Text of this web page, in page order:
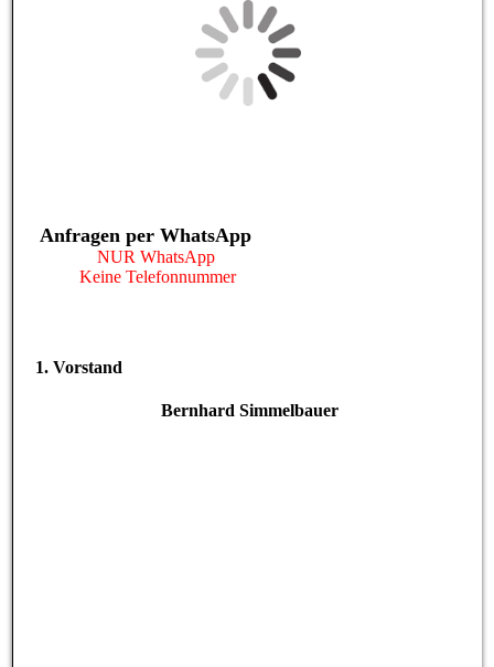
Anfragen per WhatsApp
NUR WhatsApp
Keine Telefonnummer
1. Vorstand
Bernhard Simmelbauer